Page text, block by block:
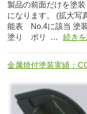
製品の前面だけを塗
になります。 (拡大
能表 No.4に該当 塗
塗り ポリ …
続き
金属焼付塗装実績：